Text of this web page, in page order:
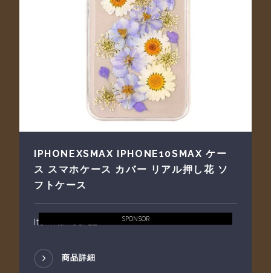
IPHONEXSMAX IPHONE10SMAX ケー
ス スマホケース カバー リアル押し花 ソ
フトケース
Item Number 22
商品詳細
SPONSOR